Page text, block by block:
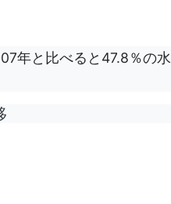
年と比べると47.8％の水